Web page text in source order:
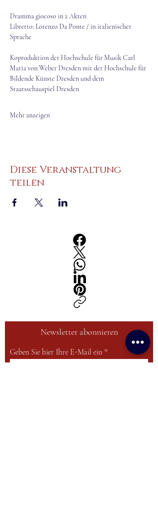
Dramma giocoso in 2 Akten
Libretto: Lorenzo Da Ponte / in italienischer
Sprache
Koproduktion der Hochschule für Musik Carl
Maria von Weber Dresden mit der Hochschule für
Bildende Künste Dresden und dem
Staatsschauspiel Dresden
Mehr anzeigen
Diese Veranstaltung
teilen
Newsletter abonnieren
Geben Sie hier Ihre E-Mail ein